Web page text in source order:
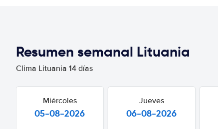
Resumen semanal Lituania
Clima Lituania 14 días
Miércoles
05-08-2026
Jueves
06-08-2026